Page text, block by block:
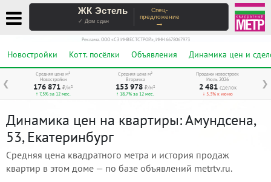
ЖК Эстель
✓ Дом сдан
Спец-
предложение
→
Реклама. ООО «СЗ ИНВЕСТСТРОЙ», ИНН 6678067973
Новостройки Котт. посёлки Объявления Динамика цен и
❮ ❯
Средняя цена м²
Новостройки
176 871 ₽/м²
↑ 7,5% за 12 мес.
Средняя цена м²
Вторичка
153 978 ₽/м²
↑ 18,7% за 12 мес.
Продажи новостроек
Июль 2026
2 481 сделок
↓ 5,3% к июню
Динамика цен на квартиры: Амундсена,
53, Екатеринбург
Средняя цена квадратного метра и история продаж
квартир в этом доме — по базе объявлений metrtv.ru.